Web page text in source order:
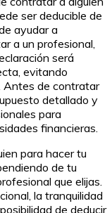
ser deducible de
ayudar a
a un profesional,
será
evitando
Antes de contratar
detallado y
para
financieras.
para hacer tu
de tu
que elijas.
la tranquilidad
de deducir